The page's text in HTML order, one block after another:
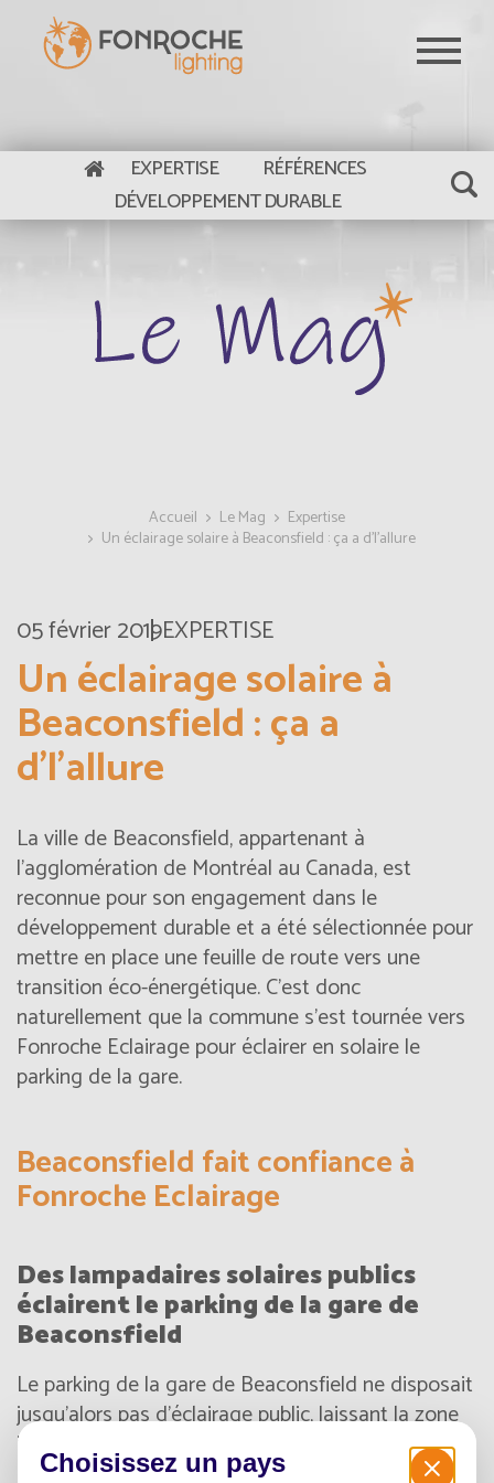
Aller au contenu principal
Le Mag
EXPERTISE
RÉFÉRENCES
DÉVELOPPEMENT DURABLE
Accueil Le Mag
Expertise
Un éclairage solaire à Beaconsfield : ça a d’l’allure
05 février 2019EXPERTISE
Un éclairage solaire à
Beaconsfield : ça a
d’l’allure
Lavillede Beaconsfield, appartenant à
l’agglomération de Montréal au Canada, est
reconnue pour son engagement dans le
développement durable et a été sélectionnée pour
mettre en place une feuille de route vers une
transition éco-énergétique. C’est donc
naturellement que la commune s’est tournée vers
Fonroche Eclairage pour éclairer en solaire le
parking de la gare.
Beaconsfield fait confiance à
Fonroche Eclairage
Des lampadaires solaires publics
éclairent le parking de la gare de
Beaconsfield
Le parking de la gare de Beaconsfield ne disposait
jusqu’alors pas d’éclairage public, laissant la zone
insécuritaire. Suite à une étude de l’emplacement,
des lampadaires urbains solaires Fonroche ont été
Choisissez un pays